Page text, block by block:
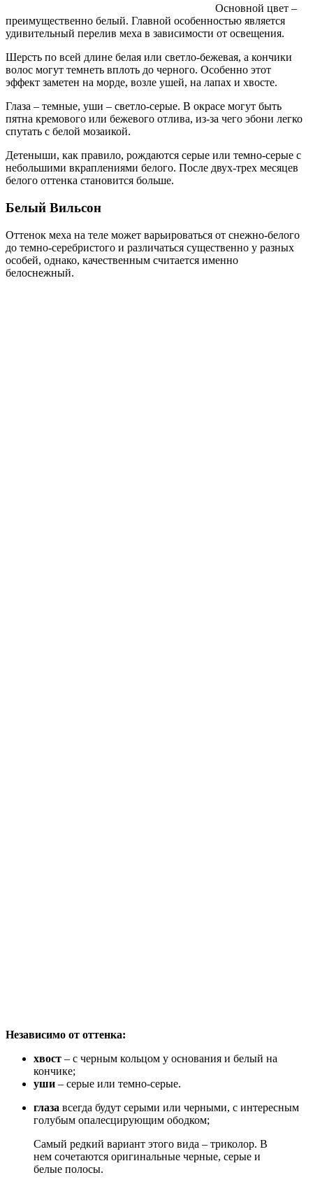
Основной цвет –
преимущественно белый. Главной особенностью является
удивительный перелив меха в зависимости от освещения.
Шерсть по всей длине белая или светло-бежевая, а кончики
волос могут темнеть вплоть до черного. Особенно этот
эффект заметен на морде, возле ушей, на лапах и хвосте.
Глаза – темные, уши – светло-серые. В окрасе могут быть
пятна кремового или бежевого отлива, из-за чего эбони легко
спутать с белой мозаикой.
Детеныши, как правило, рождаются серые или темно-серые с
небольшими вкраплениями белого. После двух-трех месяцев
белого оттенка становится больше.
Белый Вильсон
Оттенок меха на теле может варьироваться от снежно-белого
до темно-серебристого и различаться существенно у разных
особей, однако, качественным считается именно
белоснежный.
Независимо от оттенка:
хвост – с черным кольцом у основания и белый на
кончике;
уши – серые или темно-серые.
глаза всегда будут серыми или черными, с интересным
голубым опалесцирующим ободком;
Самый редкий вариант этого вида – триколор. В
нем сочетаются оригинальные черные, серые и
белые полосы.